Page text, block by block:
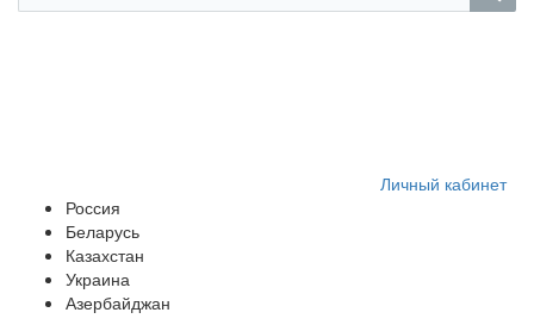
Личный кабинет
Россия
Беларусь
Казахстан
Украина
Азербайджан